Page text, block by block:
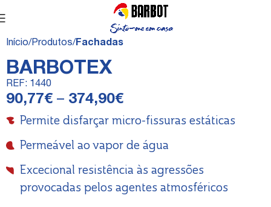
Início Produtos Fachadas
BARBOTEX
REF: 1440
90,77€ – 374,90€
Permite disfarçar micro-fissuras estáticas
Permeável ao vapor de água
Excecional resistência às agressões
provocadas pelos agentes atmosféricos